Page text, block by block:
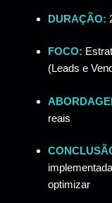
DURAÇÃO:
FOCO:
(Leads e
reais
optimizar